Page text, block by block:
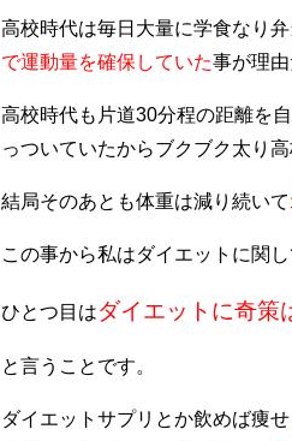
高校時代は毎日大量に学食なり
で運動量を確保していた事が理由
高校時代も片道30分程の距離を
っついていたからブクブク太り
結局そのあとも体重は減り続いて
この事から私はダイエットに関
ひとつ目はダイエットに奇策
と言うことです。
ダイエットサプリとか飲めば痩